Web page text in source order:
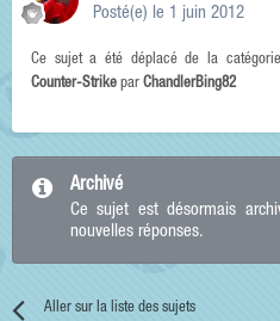
Posté(e) le 1 juin 2012
Ce sujet a été déplacé de la
Counter-Strike par ChandlerBing82
Archivé
Ce sujet est désormais
nouvelles réponses.
Aller sur la liste des sujets